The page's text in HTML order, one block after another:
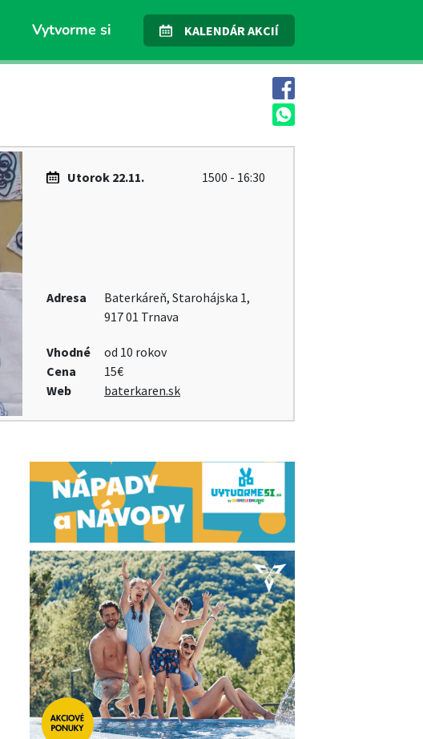
Vytvorme si KALENDÁR AKCIÍ
Utorok22.11. 1500 - 16:30
Adresa
Baterkáreň, Starohájska 1,
917 01 Trnava
Vhodné
od 10 rokov
Cena
15€
Web
baterkaren.sk